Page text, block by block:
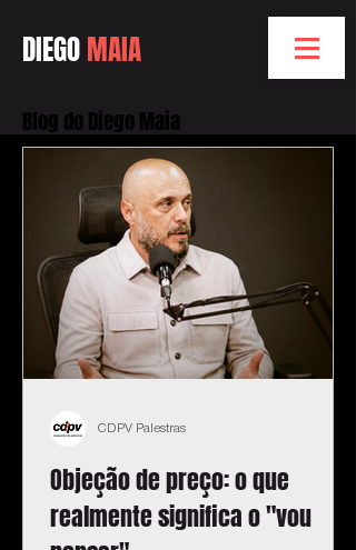
DIEGOMAIA
Blog do Diego Maia
Objeção de preço: o que
realmente significa o "vou
CDPV Palestras